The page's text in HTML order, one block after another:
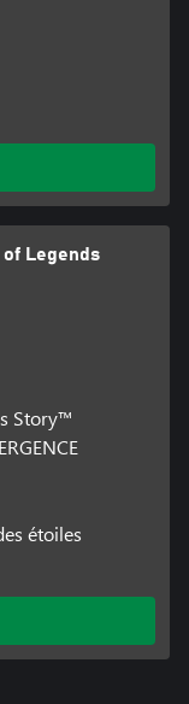
of Legends
Story™
étoiles